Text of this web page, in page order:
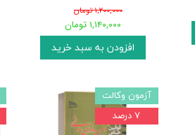
۱,۲۰۰,۰۰۰ تومان
۱,۱۴۰,۰۰۰ تومان
افزودن به سبد خرید
آزمون وکالت
۷ درصد